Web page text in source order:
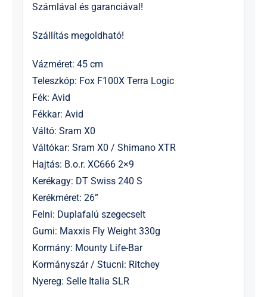
Számlával és garanciával!
Szállítás megoldható!
Vázméret: 45 cm
Teleszkóp: Fox F100X Terra Logic
Fék: Avid
Fékkar: Avid
Váltó: Sram X0
Váltókar: Sram X0 / Shimano XTR
Hajtás: B.o.r. XC666 2×9
Kerékagy: DT Swiss 240 S
Kerékméret: 26”
Felni: Duplafalú szegecselt
Gumi: Maxxis Fly Weight 330g
Kormány: Mounty Life-Bar
Kormányszár / Stucni: Ritchey
Nyereg: Selle Italia SLR